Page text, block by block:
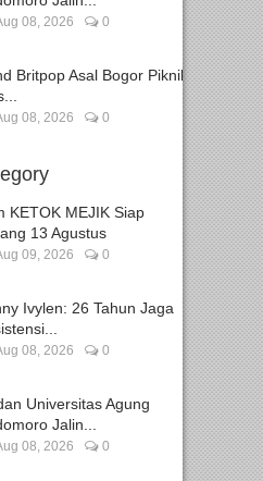
08, 2026 0
Britpop Asal Bogor Piknik
08, 2026 0
KETOK MEJIK Siap
13 Agustus
09, 2026 0
Ivylen: 26 Tahun Jaga
08, 2026 0
Universitas Agung
Jalin...
08, 2026 0